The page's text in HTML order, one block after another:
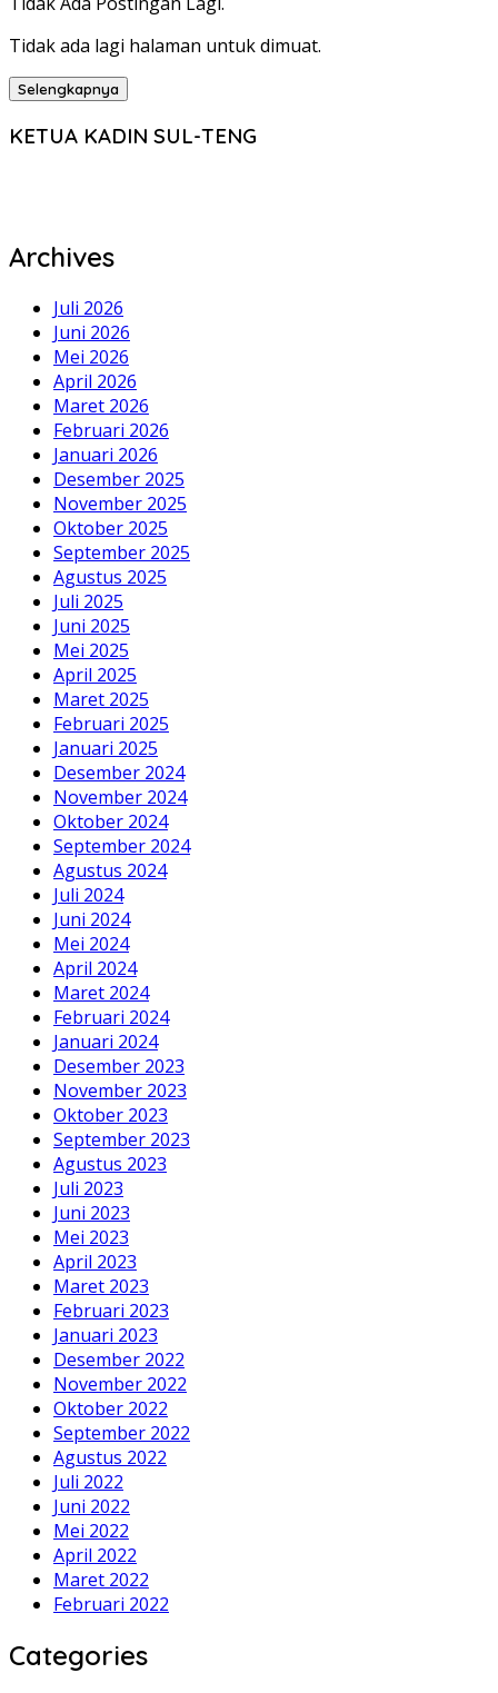
Tidak ada lagi halaman untuk dimuat.
Selengkapnya
KETUA KADIN SUL-TENG
Archives
Juli 2026
Juni 2026
Mei 2026
April 2026
Maret 2026
Februari 2026
Januari 2026
Desember 2025
November 2025
Oktober 2025
September 2025
Agustus 2025
Juli 2025
Juni 2025
Mei 2025
April 2025
Maret 2025
Februari 2025
Januari 2025
Desember 2024
November 2024
Oktober 2024
September 2024
Agustus 2024
Juli 2024
Juni 2024
Mei 2024
April 2024
Maret 2024
Februari 2024
Januari 2024
Desember 2023
November 2023
Oktober 2023
September 2023
Agustus 2023
Juli 2023
Juni 2023
Mei 2023
April 2023
Maret 2023
Februari 2023
Januari 2023
Desember 2022
November 2022
Oktober 2022
September 2022
Agustus 2022
Juli 2022
Juni 2022
Mei 2022
April 2022
Maret 2022
Februari 2022
Categories